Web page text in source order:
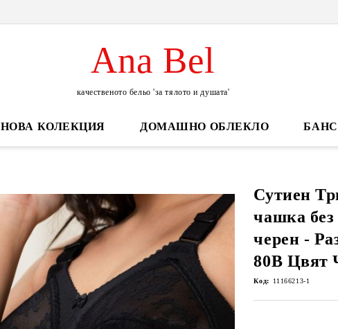
Ana Bel
качественото бельо 'за тялото и душата'
НОВА КОЛЕКЦИЯ ДОМАШНО ОБЛЕКЛО
Сутиен
чашка без
черен -
80B Цвят
Код: 11166213-1